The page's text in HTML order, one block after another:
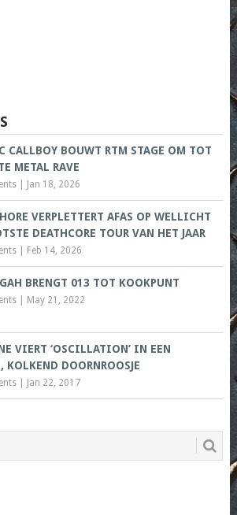
CALLBOY BOUWT RTM STAGE OM TOT
METAL RAVE
| Jan 18, 2026
VERPLETTERT AFAS OP WELLICHT
DEATHCORE TOUR VAN HET JAAR
| Feb 14, 2026
BRENGT 013 TOT KOOKPUNT
| May 21, 2022
VIERT ‘OSCILLATION’ IN EEN
KOLKEND DOORNROOSJE
| Jan 22, 2017